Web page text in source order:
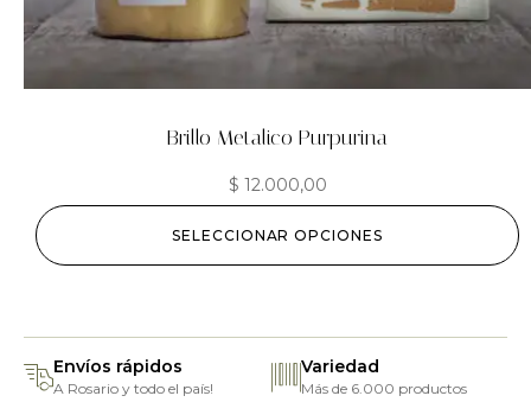
Brillo Metalico Purpurina
$ 12.000,00
SELECCIONAR OPCIONES
Envíos rápidos
A Rosario y todo el país!
Variedad
Más de 6.000 productos